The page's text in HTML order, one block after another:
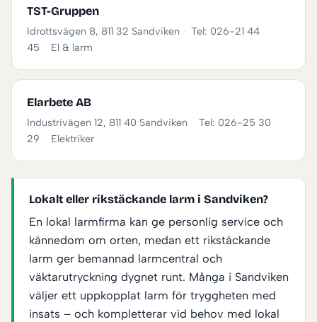
TST-Gruppen
Idrottsvägen 8, 811 32 Sandviken · Tel: 026-21 44
45 · El & larm
Elarbete AB
Industrivägen 12, 811 40 Sandviken · Tel: 026-25 30
29 · Elektriker
Lokalt eller rikstäckande larm i Sandviken?
En lokal larmfirma kan ge personlig service och
kännedom om orten, medan ett rikstäckande
larm ger bemannad larmcentral och
väktarutryckning dygnet runt. Många i Sandviken
väljer ett uppkopplat larm för tryggheten med
insats – och kompletterar vid behov med lokal